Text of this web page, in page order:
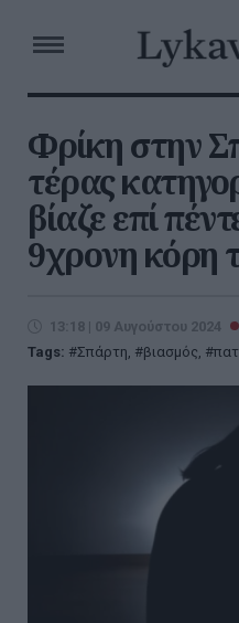
Φρίκη στην
τέρας
βίαζε επί
9χρονη κόρη
13:18 | 09 Αυγούστου 2024
Tags:
Σπάρτη, βιασμός,